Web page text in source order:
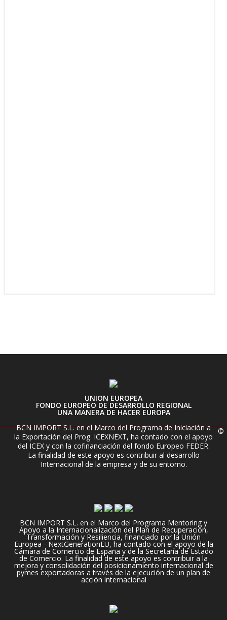
UNION EUROPEA
FONDO EUROPEO DE DESARROLLO REGIONAL
UNA MANERA DE HACER EUROPA
BCN IMPORT S.L. en el Marco del Programa de Iniciación a
la Exportación del Prog. ICEXNEXT, ha contado con el apoyo
del ICEX y con la cofinanciación del fondo Europeo FEDER.
La finalidad de este apoyo es contribuir al desarrollo
Internacional de la empresa y de su entorno.
BCN IMPORT S.L. en el Marco del Programa Mentoring y
Apoyo a la Internacionalización del Plan de Recuperación,
Transformación y Resiliencia, financiado por la Unión
Europea - NextGenerationEU, ha contado con el apoyo de la
Cámara de Comercio de España y de la Secretaría de Estado
de Comercio. La finalidad de este apoyo es contribuir a la
mejora y consolidación del posicionamiento internacional de
pymes exportadoras a través de la ejecución de un plan de
acción internacional
©